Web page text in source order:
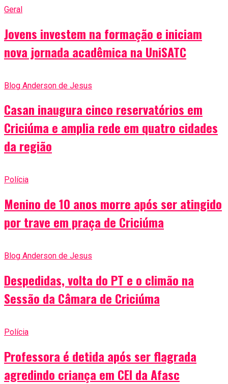
Geral
Jovens investem na formação e iniciam
nova jornada acadêmica na UniSATC
Blog Anderson de Jesus
Casan inaugura cinco reservatórios em
Criciúma e amplia rede em quatro cidades
da região
Polícia
Menino de 10 anos morre após ser atingido
por trave em praça de Criciúma
Blog Anderson de Jesus
Despedidas, volta do PT e o climão na
Sessão da Câmara de Criciúma
Polícia
Professora é detida após ser flagrada
agredindo criança em CEI da Afasc